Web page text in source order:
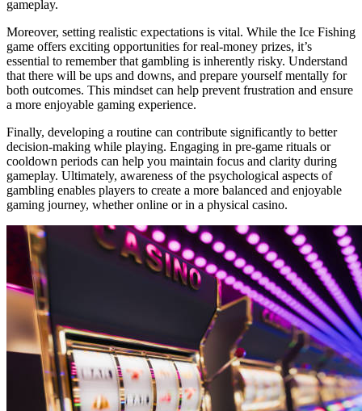
gameplay.
Moreover, setting realistic expectations is vital. While the Ice Fishing
game offers exciting opportunities for real-money prizes, it’s
essential to remember that gambling is inherently risky. Understand
that there will be ups and downs, and prepare yourself mentally for
both outcomes. This mindset can help prevent frustration and ensure
a more enjoyable gaming experience.
Finally, developing a routine can contribute significantly to better
decision-making while playing. Engaging in pre-game rituals or
cooldown periods can help you maintain focus and clarity during
gameplay. Ultimately, awareness of the psychological aspects of
gambling enables players to create a more balanced and enjoyable
gaming journey, whether online or in a physical casino.